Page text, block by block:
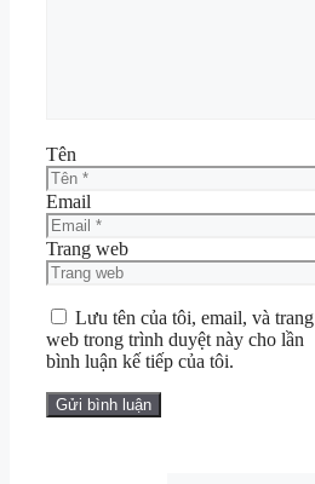
Tên
Email
Trang web
Lưu tên của tôi, email, và trang
web trong trình duyệt này cho lần
bình luận kế tiếp của tôi.